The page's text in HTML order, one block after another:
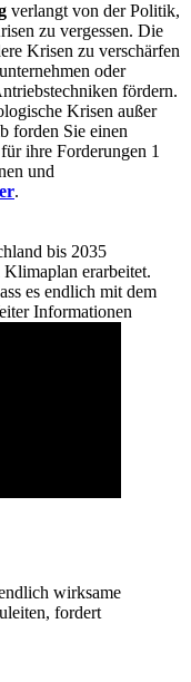
verlangt von der Politik,
zu vergessen. Die
Krisen zu verschärfen
oder
fördern.
Krisen außer
forden Sie einen
ihre Forderungen 1
und
.
bis 2035
erarbeitet.
es endlich mit dem
Informationen
wirksame
fordert